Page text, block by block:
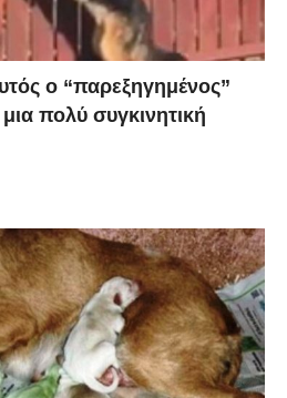
ο “παρεξηγημένος”
πολύ συγκινητική